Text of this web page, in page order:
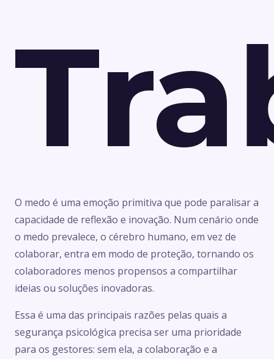
O medo é uma emoção primitiva que pode paralisar a
capacidade de reflexão e inovação. Num cenário onde
o medo prevalece, o cérebro humano, em vez de
colaborar, entra em modo de proteção, tornando os
colaboradores menos propensos a compartilhar
ideias ou soluções inovadoras.
Essa é uma das principais razões pelas quais a
segurança psicológica precisa ser uma prioridade
para os gestores: sem ela, a colaboração e a